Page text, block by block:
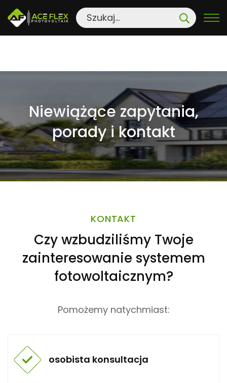
p
t
o
c
o
Niewiążące zapytania,
porady i kontakt
KONTAKT
Czy wzbudziliśmy Twoje
zainteresowanie systemem
fotowoltaicznym?
Pomożemy natychmiast:
osobista konsultacja